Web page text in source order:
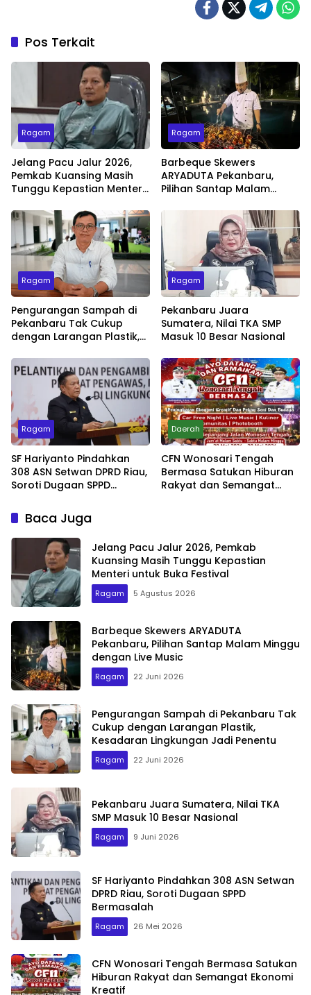
Pos Terkait
Ragam
Jelang Pacu Jalur 2026,
Pemkab Kuansing Masih
Tunggu Kepastian Menteri
Ragam
Barbeque Skewers
ARYADUTA Pekanbaru,
Pilihan Santap Malam
Ragam
Pengurangan Sampah di
Pekanbaru Tak Cukup
dengan Larangan Plastik,
Jadi Penentu
Ragam
Pekanbaru Juara
Sumatera, Nilai TKA SMP
Masuk 10 Besar Nasional
Ragam
SF Hariyanto Pindahkan
308 ASN Setwan DPRD Riau,
Soroti Dugaan SPPD
Daerah
CFN Wonosari Tengah
Bermasa Satukan Hiburan
Rakyat dan Semangat
Baca Juga
Jelang Pacu Jalur 2026, Pemkab
Kuansing Masih Tunggu Kepastian
Menteri untuk Buka Festival
Ragam 5 Agustus 2026
Barbeque Skewers ARYADUTA
Pekanbaru, Pilihan Santap Malam Minggu
dengan Live Music
Ragam 22 Juni 2026
Pengurangan Sampah di Pekanbaru Tak
Cukup dengan Larangan Plastik,
Kesadaran Lingkungan Jadi Penentu
Ragam 22 Juni 2026
Pekanbaru Juara Sumatera, Nilai TKA
SMP Masuk 10 Besar Nasional
Ragam 9 Juni 2026
SF Hariyanto Pindahkan 308 ASN Setwan
DPRD Riau, Soroti Dugaan SPPD
Bermasalah
Ragam 26 Mei 2026
CFN Wonosari Tengah Bermasa Satukan
Hiburan Rakyat dan Semangat Ekonomi
Kreatif